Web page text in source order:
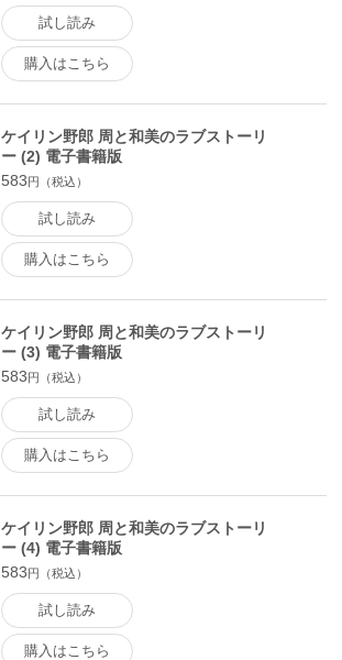
試し読み
購入はこちら
ケイリン野郎 周と和美のラブストーリ
ー (2) 電子書籍版
583円（税込）
試し読み
購入はこちら
ケイリン野郎 周と和美のラブストーリ
ー (3) 電子書籍版
583円（税込）
試し読み
購入はこちら
ケイリン野郎 周と和美のラブストーリ
ー (4) 電子書籍版
583円（税込）
試し読み
購入はこちら